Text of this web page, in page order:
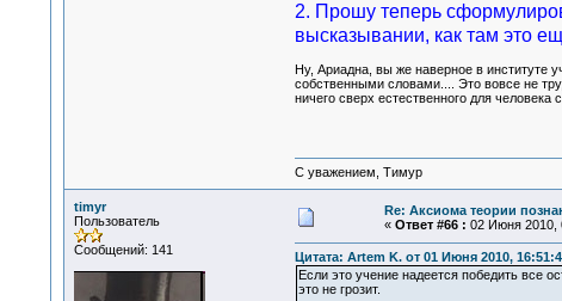
2. Прошу теперь
высказывании, как там это
Ну, Ариадна, вы же наверное в институте
собственными словами.... Это вовсе не
ничего сверх естественного для
С уважением, Тимур
timyr
Пользователь
Сообщений: 141
Re: Аксиома теории
« Ответ #66 : 02 Июня 2010,
Цитата: Artem K. от 01 Июня 2010,
Если это учение надеется победить все
это не грозит.